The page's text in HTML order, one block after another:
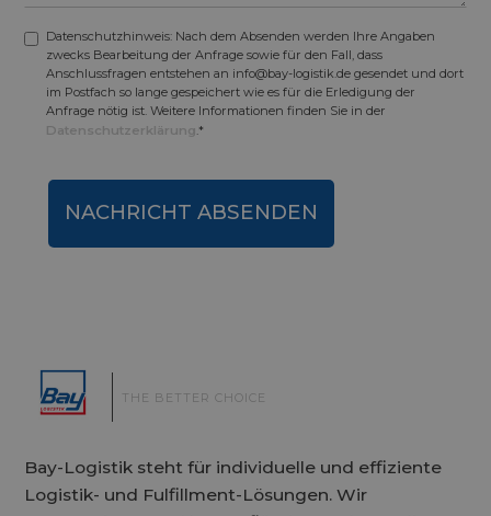
Datenschutzhinweis: Nach dem Absenden werden Ihre Angaben
zwecks Bearbeitung der Anfrage sowie für den Fall, dass
Anschlussfragen entstehen an info@bay-logistik.de gesendet und dort
im Postfach so lange gespeichert wie es für die Erledigung der
Anfrage nötig ist. Weitere Informationen finden Sie in der
Datenschutzerklärung.*
| THE BETTER CHOICE
Bay-Logistik steht für individuelle und effiziente
Logistik- und Fulfillment-Lösungen. Wir